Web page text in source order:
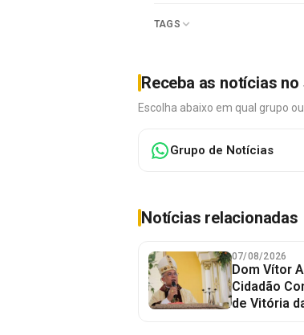
TAGS
Receba as notícias
Escolha abaixo em qual grupo
Grupo de Notícias
Notícias relacionadas
07/08/2026
Dom Vítor
Cidadão
de Vitória